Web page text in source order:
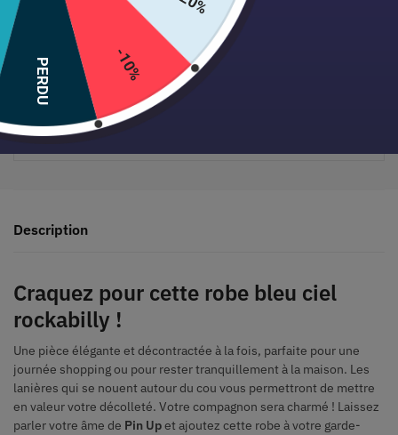
Expédition 24/48h • Satisfait ou remboursé • +1000 clientes
Paiement sécurisé garanti
Description
Craquez pour cette robe bleu ciel
rockabilly !
Une pièce élégante et décontractée à la fois, parfaite pour une
journée shopping ou pour rester tranquillement à la maison. Les
lanières qui se nouent autour du cou vous permettront de mettre
en valeur votre décolleté. Votre compagnon sera charmé ! Laissez
parler votre âme de Pin Upet ajoutez cette robe à votre garde-
-10%
PERDU